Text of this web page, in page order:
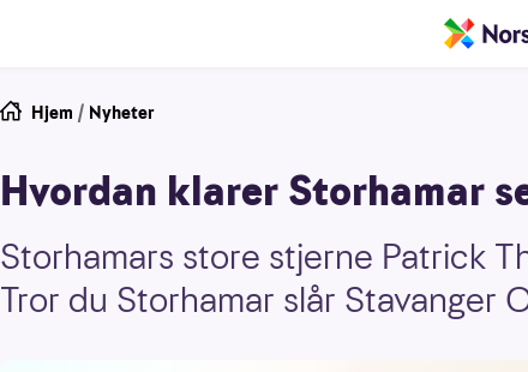
Hjem / Nyheter
Hvordan klarer Storhamar
Storhamars store stjerne Patrick
Tror du Storhamar slår Stavanger